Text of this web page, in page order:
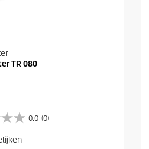
TR 080
0.0 (0)